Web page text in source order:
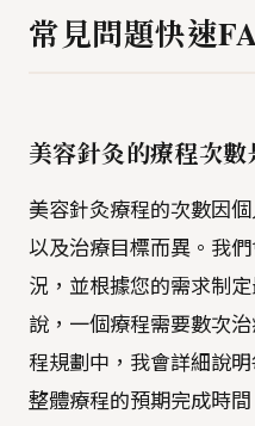
常見問題快速
美容針灸的療程次數
美容針灸療程的次數因
以及治療目標而異。我
況，並根據您的需求制
說，一個療程需要數次
程規劃中，我會詳細說
整體療程的預期完成時